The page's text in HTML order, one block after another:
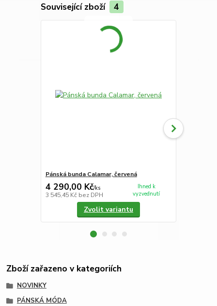
Související zboží 4
Pánská bunda Calamar, červená
4 290,00 Kč/ks
3 545,45 Kč bez DPH
Ihned k
vyzvednutí
Zvolit variantu
Zboží zařazeno v kategoriích
NOVINKY
PÁNSKÁ MÓDA